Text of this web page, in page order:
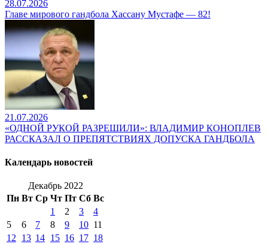
28.07.2026
Главе мирового гандбола Хассану Мустафе — 82!
21.07.2026
«ОДНОЙ РУКОЙ РАЗРЕШИЛИ»: ВЛАДИМИР КОНОПЛЕВ
РАССКАЗАЛ О ПРЕПЯТСТВИЯХ ДОПУСКА ГАНДБОЛА
Календарь новостей
Декабрь 2022
Пн Вт Ср Чт Пт Сб Вс
1
2 3
4
5
6 7 8 9 10 11
12 13 14 15 16 17 18